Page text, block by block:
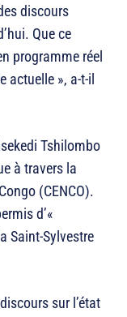
discours
Que ce
programme réel
actuelle », a-t-il
Tshilombo
à travers la
(CENCO).
d’«
Saint-Sylvestre
sur l’état